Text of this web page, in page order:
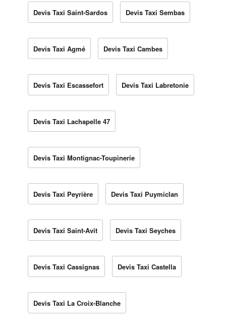
Devis Taxi Saint-Sardos Devis Taxi Sembas
Devis Taxi Agmé Devis Taxi Cambes
Devis Taxi Escassefort Devis Taxi Labretonie
Devis Taxi Lachapelle 47
Devis Taxi Montignac-Toupinerie
Devis Taxi Peyrière Devis Taxi Puymiclan
Devis Taxi Saint-Avit Devis Taxi Seyches
Devis Taxi Cassignas Devis Taxi Castella
Devis Taxi La Croix-Blanche